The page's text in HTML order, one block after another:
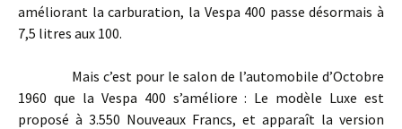
améliorant la carburation, la Vespa 400 passe désormais à
7,5 litres aux 100.
Mais c’est pour le salon de l’automobile d’Octobre
1960 que la Vespa 400 s’améliore : Le modèle Luxe est
proposé à 3.550 Nouveaux Francs, et apparaît la version